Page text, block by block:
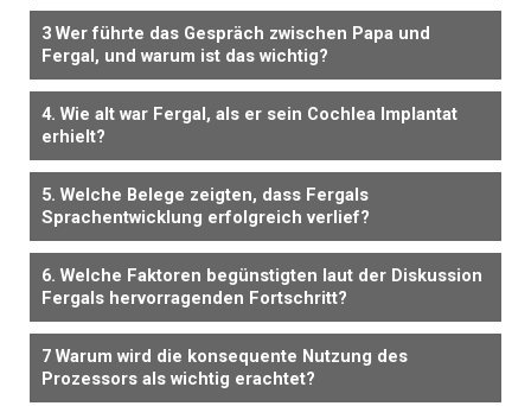
3 Wer führte das Gespräch zwischen Papa und
Fergal, und warum ist das wichtig?
4. Wie alt war Fergal, als er sein Cochlea Implantat
erhielt?
5. Welche Belege zeigten, dass Fergals
Sprachentwicklung erfolgreich verlief?
6. Welche Faktoren begünstigten laut der Diskussion
Fergals hervorragenden Fortschritt?
7 Warum wird die konsequente Nutzung des
Prozessors als wichtig erachtet?